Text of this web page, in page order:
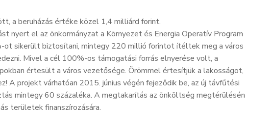
a beruházás értéke közel 1,4 milliárd forint.
el az önkormányzat a Környezet és Energia Operatív Program
ot sikerült biztosítani, mintegy 220 millió forintot ítéltek meg a város
Mivel a cél 100%-os támogatási forrás elnyerése volt, a
értesült a város vezetősége. Örömmel értesítjük a lakosságot,
A projekt várhatóan 2015. június végén fejeződik be, az új távfűtési
mintegy 60 százaléka. A megtakarítás az önköltség megtérülésén
területek finanszírozására.